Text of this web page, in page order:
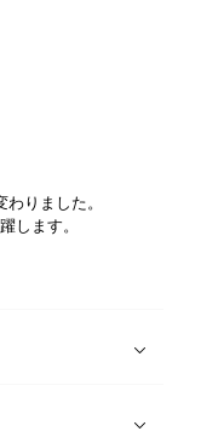
りました。
します。